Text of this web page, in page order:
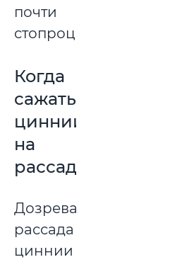
почти
стопроцентная.
Когда
сажать
циннии
на
рассаду
Дозревает
рассада
циннии